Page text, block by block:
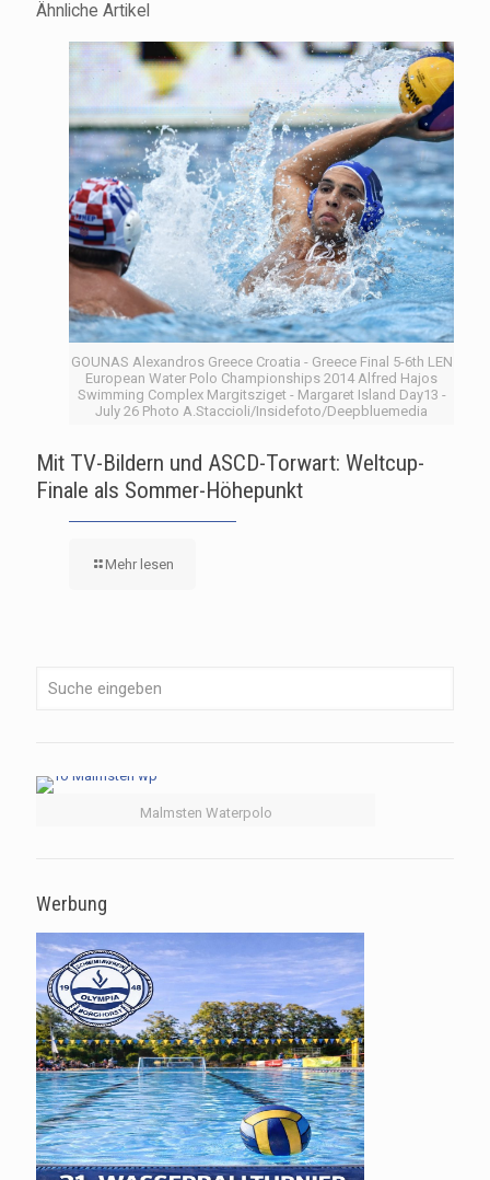
Ähnliche Artikel
GOUNAS Alexandros Greece Croatia - Greece Final 5-6th LEN
European Water Polo Championships 2014 Alfred Hajos
Swimming Complex Margitsziget - Margaret Island Day13 -
July 26 Photo A.Staccioli/Insidefoto/Deepbluemedia
Mit TV-Bildern und ASCD-Torwart: Weltcup-
Finale als Sommer-Höhepunkt
Mehr lesen
Malmsten Waterpolo
Werbung